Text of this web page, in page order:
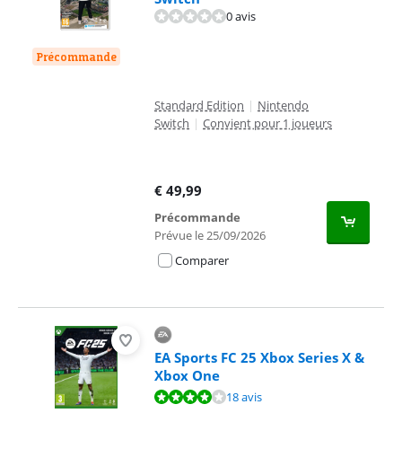
Précommande
0 avis
Standard Edition | Nintendo
Switch | Convient pour 1 joueurs
€ 49,99
Précommande
Prévue le 25/09/2026
Comparer
EA Sports FC 25 Xbox Series X &
Xbox One
La note est de 7,7 sur 10, basée sur 18 avis.18 avis